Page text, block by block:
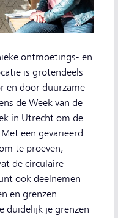
ontmoetings- en
is grotendeels
en door duurzame
de Week van de
in Utrecht om de
een gevarieerd
te proeven,
de circulaire
ook deelnemen
en grenzen
duidelijk je grenzen